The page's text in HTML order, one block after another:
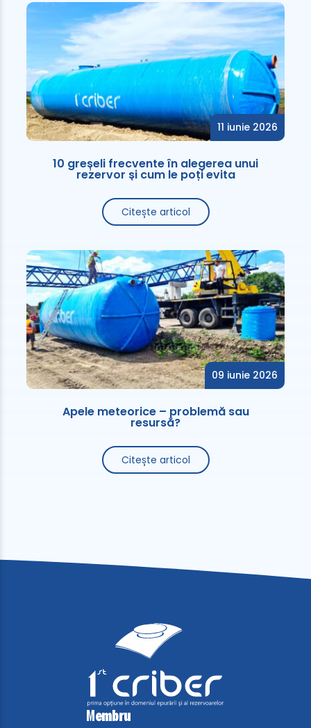
11 iunie 2026
10 greșeli frecvente în alegerea unui
rezervor și cum le poți evita
Citește articol
09 iunie 2026
Apele meteorice – problemă sau
resursă?
Citește articol